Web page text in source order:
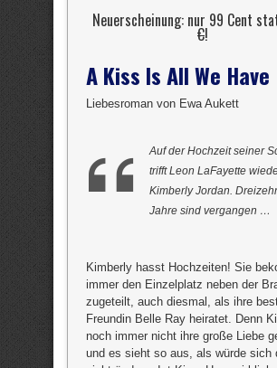
Neuerscheinung: nur 99 Cent
€!
A Kiss Is All We Have
Liebesroman von Ewa Aukett
Auf der Hochzeit seiner
trifft Leon LaFayette
Kimberly Jordan.
Jahre sind vergangen …
Kimberly hasst Hochzeiten! Sie
immer den Einzelplatz neben der
zugeteilt, auch diesmal, als ihre
Freundin Belle Ray heiratet. Denn
noch immer nicht ihre große Liebe
und es sieht so aus, als würde sich